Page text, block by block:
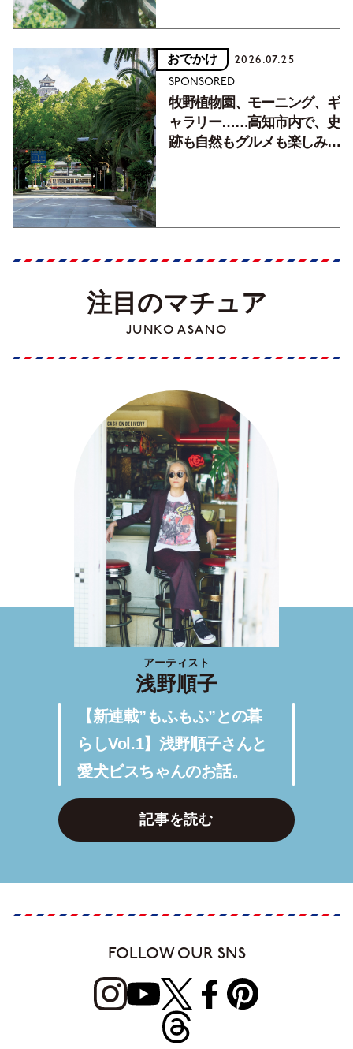
おでかけ 2026.07.25
SPONSORED
牧野植物園、モーニング、ギ
ャラリー……高知市内で、史
跡も自然もグルメも楽しみ尽
注目のマチュア
JUNKO ASANO
アーティスト
浅野順子
【新連載”もふもふ”との暮
らしVol.1】浅野順子さんと
愛犬ビスちゃんのお話。
記事を読む
FOLLOW OUR SNS